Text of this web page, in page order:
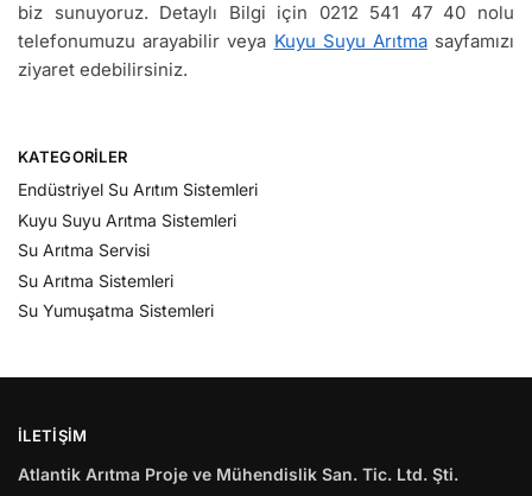
biz sunuyoruz. Detaylı Bilgi için 0212 541 47 40 nolu
telefonumuzu arayabilir veya Kuyu Suyu Arıtmasayfamızı
ziyaret edebilirsiniz.
KATEGORILER
Endüstriyel Su Arıtım Sistemleri
Kuyu Suyu Arıtma Sistemleri
Su Arıtma Servisi
Su Arıtma Sistemleri
Su Yumuşatma Sistemleri
İLETIŞIM
Atlantik Arıtma Proje ve Mühendislik San. Tic. Ltd. Şti.